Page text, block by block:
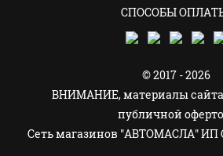
СПОСОБЫ
© 2017 - 2026
ВНИМАНИЕ, материалы
публичной
Сеть магазинов "АВТОМАСЛА" ИП